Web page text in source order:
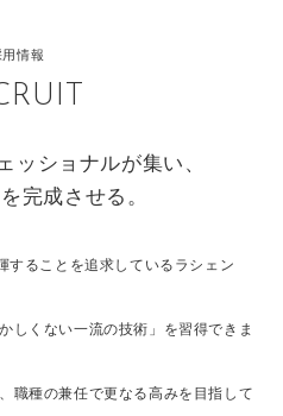
用情報
ッショナルが集い、
完成させる。
することを追求しているラシェン
しくない一流の技術」を習得できま
職種の兼任で更なる高みを目指して